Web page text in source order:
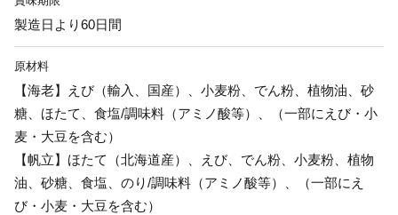
製造日より60日間
原材料
【海老】えび（輸入、国産）、小麦粉、でん粉、植物油、砂
糖、ほたて、食塩/調味料（アミノ酸等）、（一部にえび・小
麦・大豆を含む）
【帆立】ほたて（北海道産）、えび、でん粉、小麦粉、植物
油、砂糖、食塩、のり/調味料（アミノ酸等）、（一部にえ
び・小麦・大豆を含む）